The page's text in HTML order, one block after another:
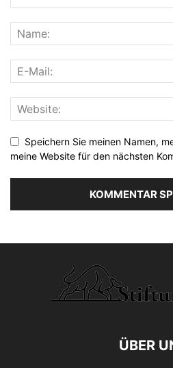
Speichern Sie meinen Namen,
meine Website für den nächsten
ÜBER